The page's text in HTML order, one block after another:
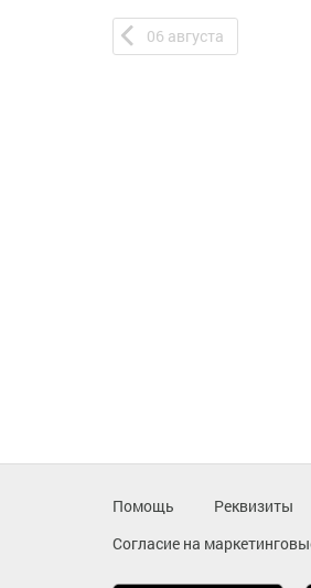
06 августа
Помощь Реквизиты
Согласие на